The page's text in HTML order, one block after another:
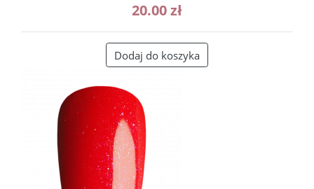
20.00zł
Dodaj do koszyka